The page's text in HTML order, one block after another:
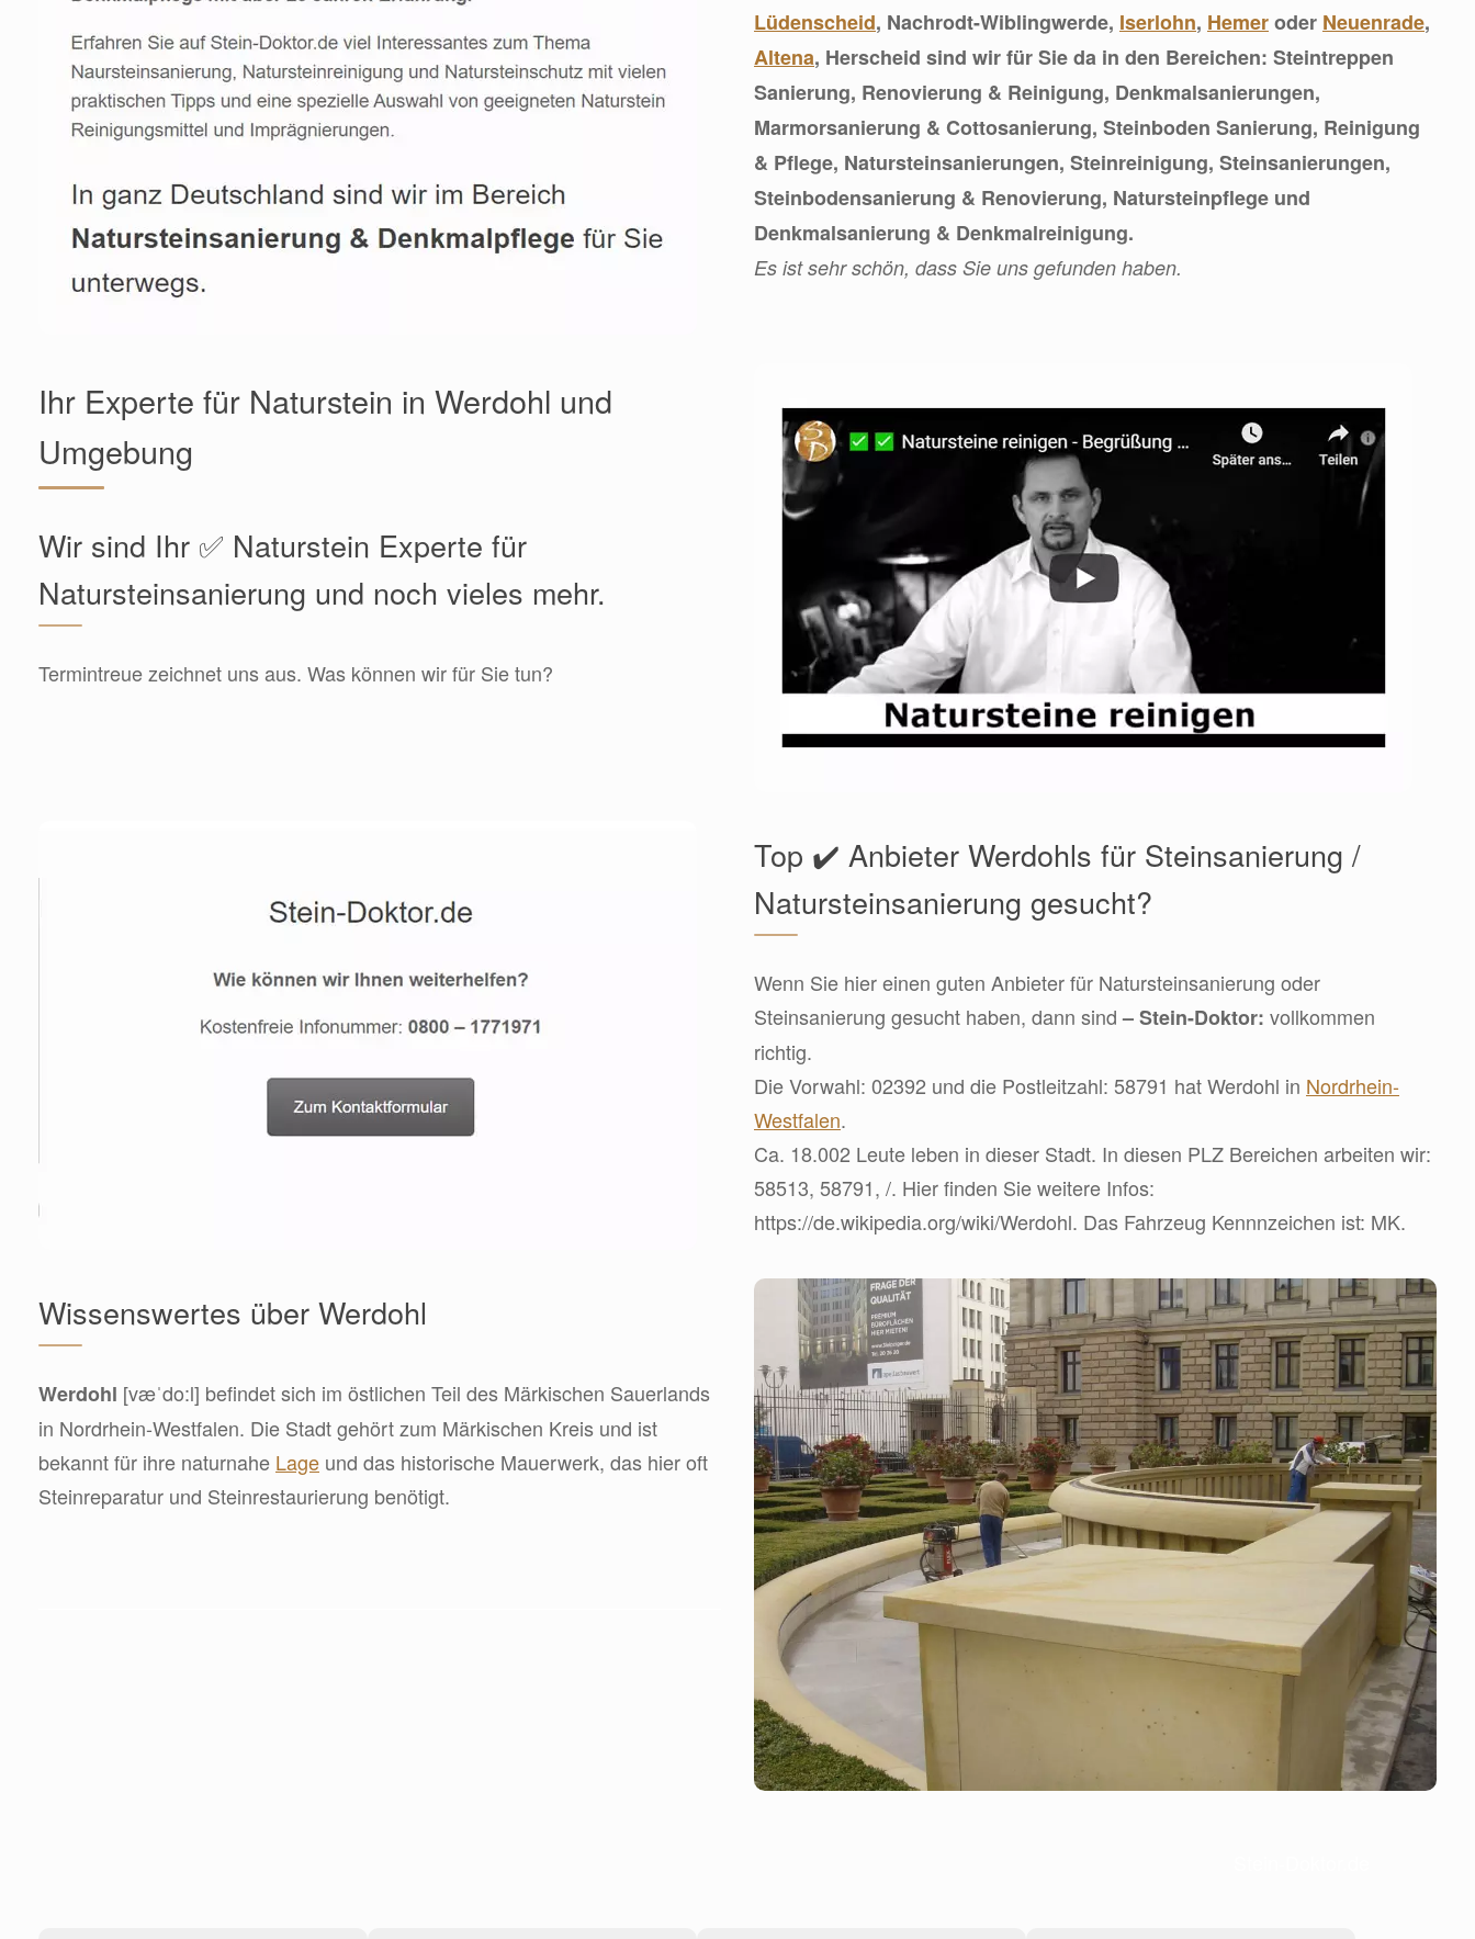
Lüdenscheid, Nachrodt-Wiblingwerde, Iserlohn, Hemeroder Neuenrade,
Altena, Herscheid sind wir für Sie da in den Bereichen: Steintreppen
Sanierung, Renovierung & Reinigung, Denkmalsanierungen,
Marmorsanierung & Cottosanierung, Steinboden Sanierung, Reinigung
& Pflege, Natursteinsanierungen, Steinreinigung, Steinsanierungen,
Steinbodensanierung & Renovierung, Natursteinpflege und
Denkmalsanierung & Denkmalreinigung.
Es ist sehr schön, dass Sie uns gefunden haben.
Ihr Experte für Naturstein in Werdohl und
Umgebung
Wir sind Ihr ✅ Naturstein Experte für
Natursteinsanierung und noch vieles mehr.
Termintreue zeichnet uns aus. Was können wir für Sie tun?
Top ✔️ Anbieter Werdohls für Steinsanierung /
Natursteinsanierung gesucht?
Wenn Sie hier einen guten Anbieter für Natursteinsanierung oder
Steinsanierung gesucht haben, dann sind– Stein-Doktor: vollkommen
richtig.
Die Vorwahl: 02392 und die Postleitzahl: 58791 hat Werdohl in Nordrhein-
Westfalen.
Ca. 18.002 Leute leben in dieser Stadt. In diesen PLZ Bereichen arbeiten wir:
58513, 58791, /. Hier finden Sie weitere Infos:
https://de.wikipedia.org/wiki/Werdohl. Das Fahrzeug Kennnzeichen ist: MK.
Wissenswertes über Werdohl
Werdohl [væˈdo:l] befindet sich im östlichen Teil des Märkischen Sauerlands
in Nordrhein-Westfalen. Die Stadt gehört zum Märkischen Kreis und ist
bekannt für ihre naturnahe Lage und das historische Mauerwerk, das hier oft
Steinreparatur und Steinrestaurierung benötigt.